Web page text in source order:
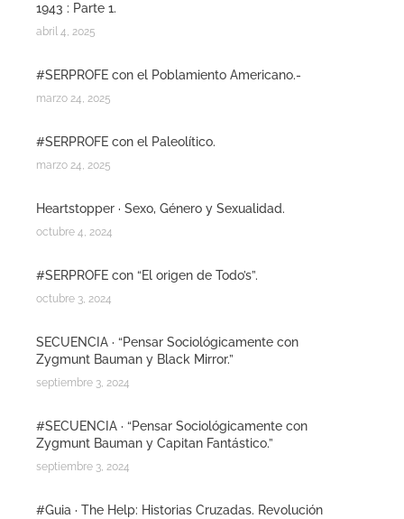
1943 : Parte 1.
abril 4, 2025
#SERPROFE con el Poblamiento Americano.-
marzo 24, 2025
#SERPROFE con el Paleolítico.
marzo 24, 2025
Heartstopper · Sexo, Género y Sexualidad.
octubre 4, 2024
#SERPROFE con “El origen de Todo’s”.
octubre 3, 2024
SECUENCIA · “Pensar Sociológicamente con
Zygmunt Bauman y Black Mirror.”
septiembre 3, 2024
#SECUENCIA · “Pensar Sociológicamente con
Zygmunt Bauman y Capitan Fantástico.”
septiembre 3, 2024
#Guia · The Help: Historias Cruzadas. Revolución